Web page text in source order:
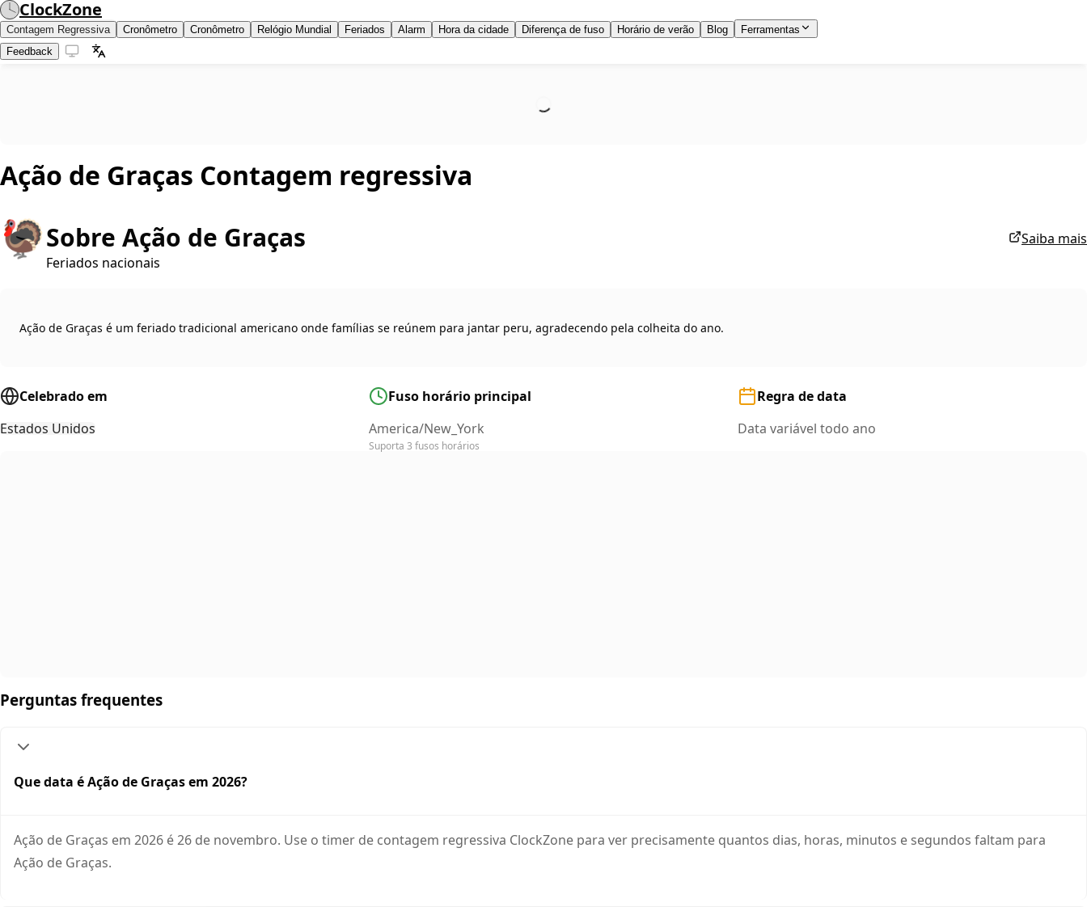
ClockZone
Contagem Regressiva Cronômetro Cronômetro Relógio Mundial Feriados Alarm Hora da cidade Diferença de fuso Horário de verão Blog
Ferramentas
Feedback
Ação de Graças Contagem regressiva
🦃Sobre Ação de Graças
Feriados nacionais
Saiba mais
Ação de Graças é um feriado tradicional americano onde famílias se reúnem para jantar peru, agradecendo pela colheita do ano.
Celebrado em
Estados Unidos
Fuso horário principal
America/New_York
Suporta 3 fusos horários
Regra de data
Data variável todo ano
Perguntas frequentes
Que data é Ação de Graças em 2026?
Ação de Graças em 2026 é 26 de novembro. Use o timer de contagem regressiva ClockZone para ver precisamente quantos dias, horas, minutos e segundos faltam para
Ação de Graças.